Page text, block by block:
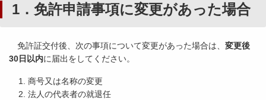
1．免許申請事項に変更があった場合
免許証交付後、次の事項について変更があった場合は、 変更後
30日以内に届出をしてください。
商号又は名称の変更
法人の代表者の就退任